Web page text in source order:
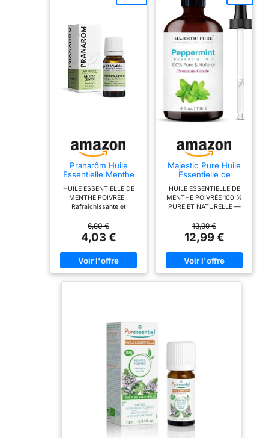
Pranarôm Huile
Essentielle Menthe
HUILE ESSENTIELLE DE
MENTHE POIVRÉE :
Rafraîchissante et
l’organisme, sa
polyvalence d’action, tant
sur la bonne digestion que
sur les états de fatigue,
font de l'Huile Essentielle
de Menthe poivrée une
permet de soulager les
inconforts digestifs en cas
de repas copieux ou de
mal des transports.
TONUS ET ENERGIE :
L'Huile Essentielle de
Menthe poivrée permet de
retrouver de l'énergie en
cas de fatigue mentale ou
physique. CONSEILS
D'UTILISATION : Pour la
digestion, ingérez 1 sur un
support neutre, maximum
6,80 €
4,03 €
Majestic Pure Huile
Essentielle de
Pure, 118ml
HUILE ESSENTIELLE DE
MENTHE POIVRÉE 100 %
PURE ET NATURELLE —
Blends sont exactement
cela ! De nombreuses
huiles vendues sur le
marché affichent cette
allégation, mais sont en
réalité composées
Garantie de Qualité.
huiles essentielles
Majestic Pure Blends sont
analysées par un
laboratoire indépendant
afin de vérifier l'efficacité
de chaque huile. Chaque
huile est testée pour
déterminer sa
13,99 €
12,99 €